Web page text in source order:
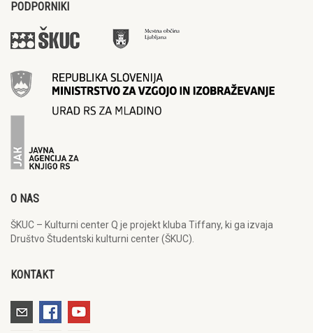
PODPORNIKI
O NAS
ŠKUC – Kulturni center Q je projekt kluba Tiffany, ki ga izvaja
Društvo Študentski kulturni center (ŠKUC).
KONTAKT